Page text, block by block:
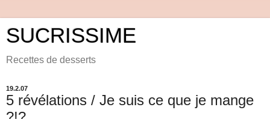
SUCRISSIME
Recettes de desserts
19.2.07
5 révélations / Je suis ce que je mange